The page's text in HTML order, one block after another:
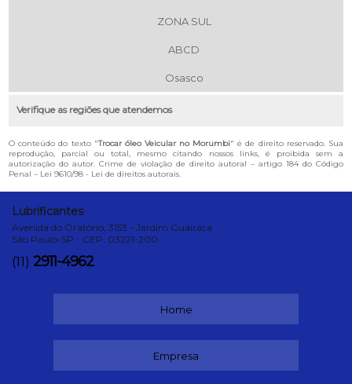
ZONA SUL
ABCD
Osasco
Verifique as regiões que atendemos
O conteúdo do texto "Trocar óleo Veicular no Morumbi" é de direito reservado. Sua
reprodução, parcial ou total, mesmo citando nossos links, é proibida sem a
autorização do autor. Crime de violação de direito autoral – artigo 184 do Código
Penal – Lei 9610/98 - Lei de direitos autorais.
Lubrificantes
Avenida do Oratório, 3153 - Jardim Guairaca
São Paulo-SP - CEP: 03221-200
(11) 2911-4962
Home
Empresa